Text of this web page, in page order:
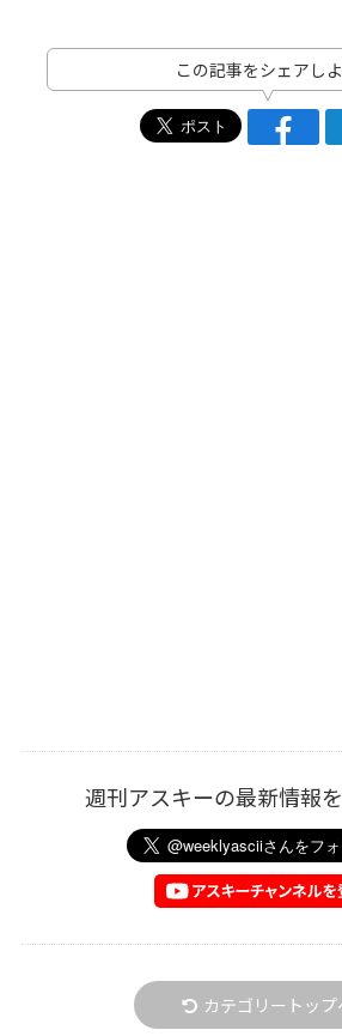
この記事をシェアし
週刊アスキーの最新情報
カテゴリートップ